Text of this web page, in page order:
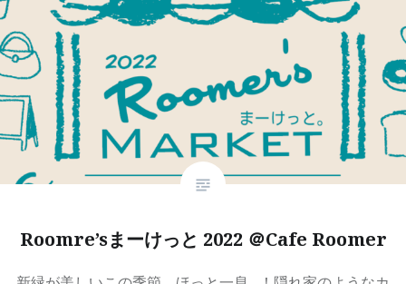
Roomre’sまーけっと 2022 ＠Cafe Roomer